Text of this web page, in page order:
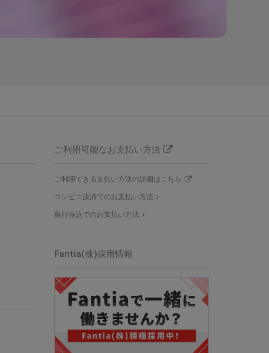
ご利用可能なお支払い方法
ご利用できる支払い方法の詳細はこちら
コンビニ決済でのお支払い方法
銀行振込でのお支払い方法
Fantia(株)採用情報